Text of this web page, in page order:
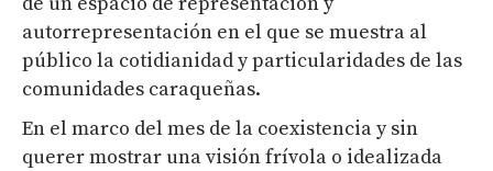
autorrepresentación en el que se muestra al
público la cotidianidad y particularidades de las
comunidades caraqueñas.
En el marco del mes de la coexistencia y sin
querer mostrar una visión frívola o idealizada